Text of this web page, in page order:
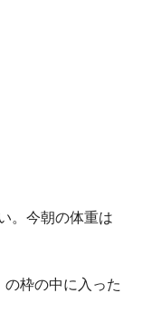
。今朝の体重は
枠の中に入った